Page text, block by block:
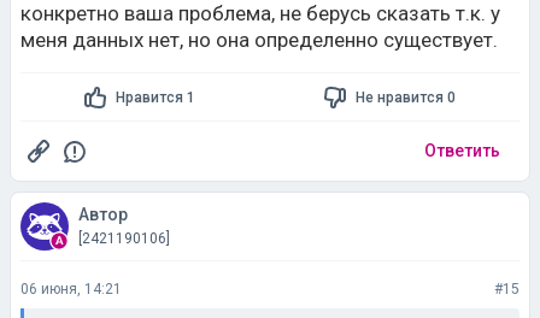
конкретно ваша проблема, не берусь сказать т.к. у
меня данных нет, но она определенно существует.
Нравится 1 Не нравится 0
Ответить
Автор
[2421190106]
06 июня, 14:21 #15